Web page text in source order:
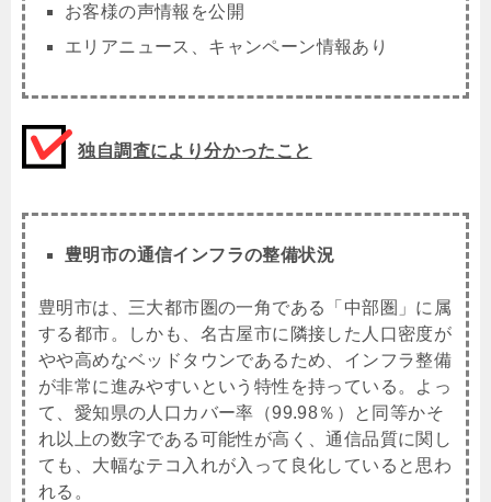
お客様の声情報を公開
エリアニュース、キャンペーン情報あり
独自調査により分かったこと
豊明市の通信インフラの整備状況
豊明市は、三大都市圏の一角である「中部圏」に属
する都市。しかも、名古屋市に隣接した人口密度が
やや高めなベッドタウンであるため、インフラ整備
が非常に進みやすいという特性を持っている。よっ
て、愛知県の人口カバー率（99.98％）と同等かそ
れ以上の数字である可能性が高く、通信品質に関し
ても、大幅なテコ入れが入って良化していると思わ
れる。